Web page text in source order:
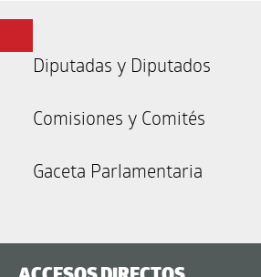
Diputadas y Diputados
Comisiones y Comités
Gaceta Parlamentaria